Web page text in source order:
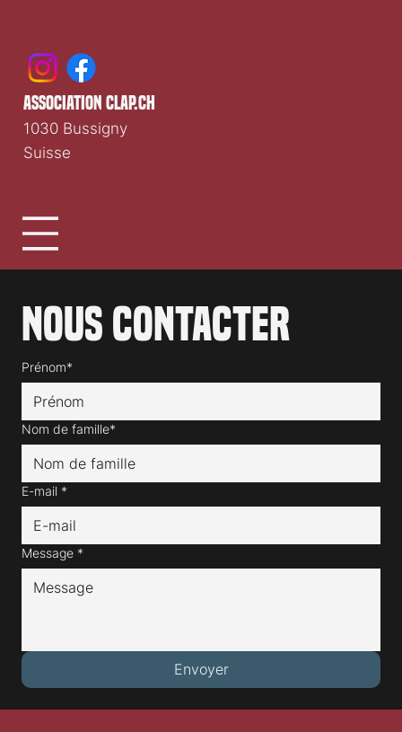
Nous contacter
Prénom*
Nom de famille*
E-mail *
Message *
Envoyer
association clap.ch
1030 Bussigny
Suisse